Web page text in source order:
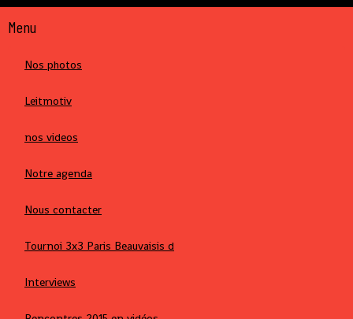
Menu
Nos photos
Leitmotiv
nos videos
Notre agenda
Nous contacter
Tournoi 3x3 Paris Beauvaisis d
Interviews